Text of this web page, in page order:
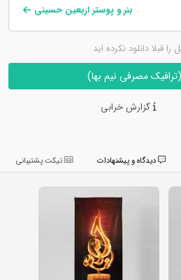
بنر و پوستر اربعین حسینی
را قبلا دانلود نکرده اید
(ترافیک مصرفی نیم بها)
گزارش خرابی
تیکت پشتیبانی